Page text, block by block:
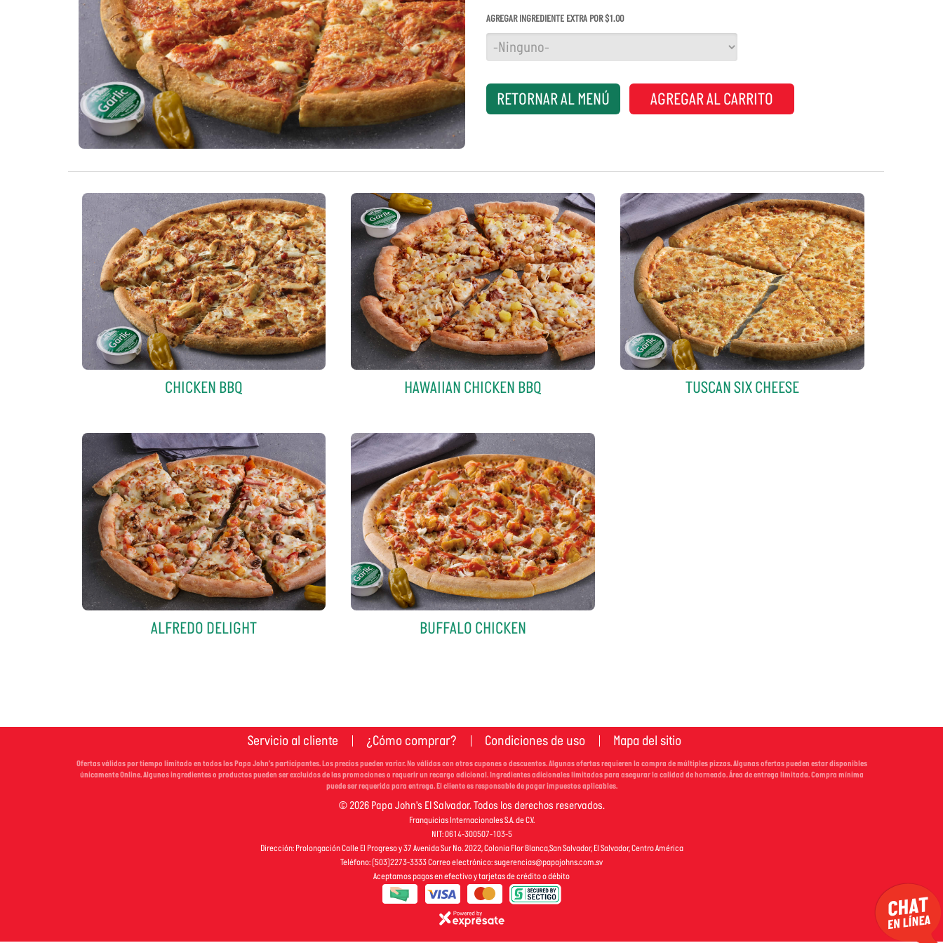
AGREGAR INGREDIENTE EXTRA POR $1.00
RETORNAR AL MENÚ AGREGAR AL CARRITO
CHICKEN BBQ HAWAIIAN CHICKEN BBQ TUSCAN SIX CHEESE
ALFREDO DELIGHT BUFFALO CHICKEN
Servicio al cliente ¿Cómo comprar? Condiciones de uso Mapa del sitio
Ofertas válidas por tiempo limitado en todos los Papa John’s participantes. Los precios pueden variar. No válidas con otros cupones o descuentos. Algunas ofertas requieren la compra de múltiples pizzas. Algunas ofertas pueden estar disponibles
únicamente Online. Algunos ingredientes o productos pueden ser excluidos de las promociones o requerir un recargo adicional. Ingredientes adicionales limitados para asegurar la calidad de horneado. Área de entrega limitada. Compra mínima
puede ser requerida para entrega. El cliente es responsable de pagar impuestos aplicables.
© 2026 Papa John's El Salvador. Todos los derechos reservados.
Franquicias Internacionales S.A. de C.V.
NIT: 0614-300507-103-5
Dirección: Prolongación Calle El Progreso y 37 Avenida Sur No. 2022, Colonia Flor Blanca,San Salvador, El Salvador, Centro América
Teléfono: (503)2273-3333 Correo electrónico:sugerencias@papajohns.com.sv
Aceptamos pagos en efectivo y tarjetas de crédito o débito